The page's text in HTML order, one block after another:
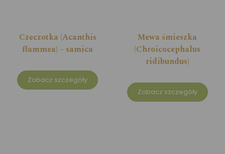
Czeczotka (Acanthis
flammea) – samica
Zobacz szczegóły
Mewa śmieszka
(Chroicocephalus
ridibundus)
Zobacz szczegóły